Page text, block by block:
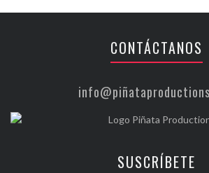
CONTÁCTANOS
SUSCRÍBETE